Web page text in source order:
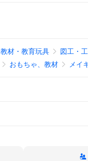
教材・教育玩具 図工・
おもちゃ、教材 メイ